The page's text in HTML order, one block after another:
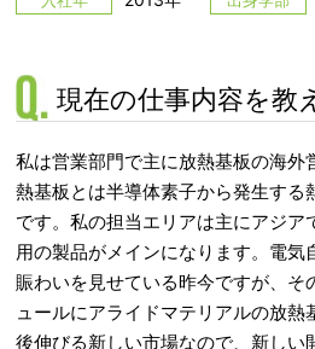
現在の仕事内容を教
私は営業部門で主に放熱基板の海外
熱基板とは半導体素子から発生する
です。私の担当エリアは主にアジア
用の製品がメインになります。電気
賑わいを見せている昨今ですが、そ
ュールにアライドマテリアルの放
後伸びる新しい市場なので、新しい